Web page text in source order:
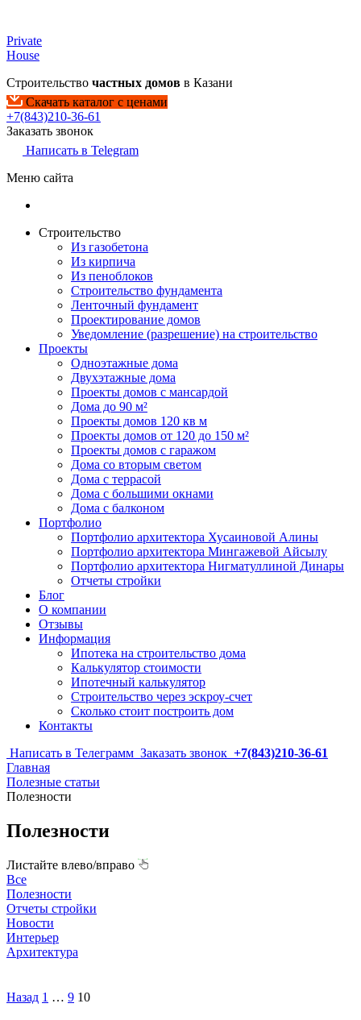
Private
House
Строительство частных домов в Казани
Скачать каталог с ценами
+7(843)210-36-61
Заказать звонок
Написать в Telegram
Меню сайта
Строительство
Из газобетона
Из кирпича
Из пеноблоков
Строительство фундамента
Ленточный фундамент
Проектирование домов
Уведомление (разрешение) на строительство
Проекты
Одноэтажные дома
Двухэтажные дома
Проекты домов с мансардой
Дома до 90 м²
Проекты домов 120 кв м
Проекты домов от 120 до 150 м²
Проекты домов с гаражом
Дома со вторым светом
Дома с террасой
Дома с большими окнами
Дома с балконом
Портфолио
Портфолио архитектора Хусаиновой Алины
Портфолио архитектора Мингажевой Айсылу
Портфолио архитектора Нигматуллиной Динары
Отчеты стройки
Блог
О компании
Отзывы
Информация
Ипотека на строительство дома
Калькулятор стоимости
Ипотечный калькулятор
Строительство через эскроу-счет
Сколько стоит построить дом
Контакты
Написать в Телеграмм Заказать звонок +7(843)210-36-61
Главная
Полезные статьи
Полезности
Полезности
Листайте влево/вправо
Все
Полезности
Отчеты стройки
Новости
Интерьер
Архитектура
Пагинация
Назад 1 … 9 10